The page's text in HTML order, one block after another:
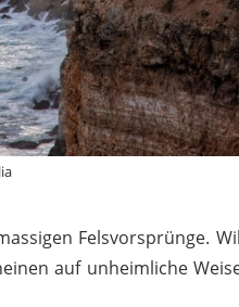
Felsvorsprünge.
auf unheimliche